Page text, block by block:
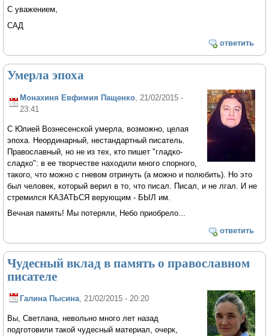
С уважением,
САД
ответить
Умерла эпоха
Монахиня Евфимия Пащенко , 21/02/2015 -
23:41
С Юлией Вознесенской умерла, возможно, целая
эпоха. Неординарный, нестандартный писатель.
Православный, но не из тех, кто пишет "гладко-
сладко": в ее творчестве находили много спорного,
такого, что можно с гневом отринуть (а можно и полюбить). Но это
был человек, который верил в то, что писал. Писал, и не лгал. И не
стремился КАЗАТЬСЯ верующим - БЫЛ им.
Вечная память! Мы потеряли, Небо приобрело...
ответить
Чудесный вклад в память о православном
писателе
Галина Пысина, 21/02/2015 - 20:20
Вы, Светлана, невольно много лет назад
подготовили такой чудесный материал, очерк,